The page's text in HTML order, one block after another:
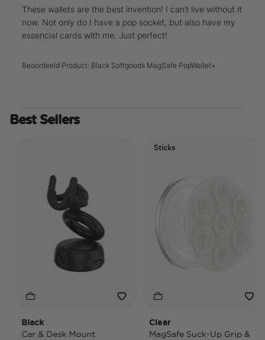
These wallets are the best invention! I can’t live without it
now. Not only do I have a pop socket, but also have my
essencial cards with me. Just perfect!
Beoordeeld Product: Black Softgoods MagSafe PopWallet+
Best Sellers
Black
Car & Desk Mount
Sticks
Clear
MagSafe Suck-Up Grip &